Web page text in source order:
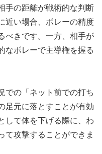
手の距離が戦術的な判断
近い場合、ボレーの精度
べきです。一方、相手が
なボレーで主導権を握る
での「ネット前での打ち
足元に落とすことが有効
して体を下げる際に、わ
て攻撃することができま